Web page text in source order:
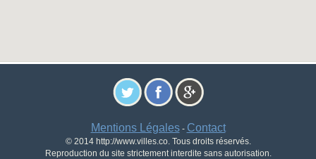
Mentions Légales- Contact
© 2014 http://www.villes.co. Tous droits réservés.
Reproduction du site strictement interdite sans autorisation.